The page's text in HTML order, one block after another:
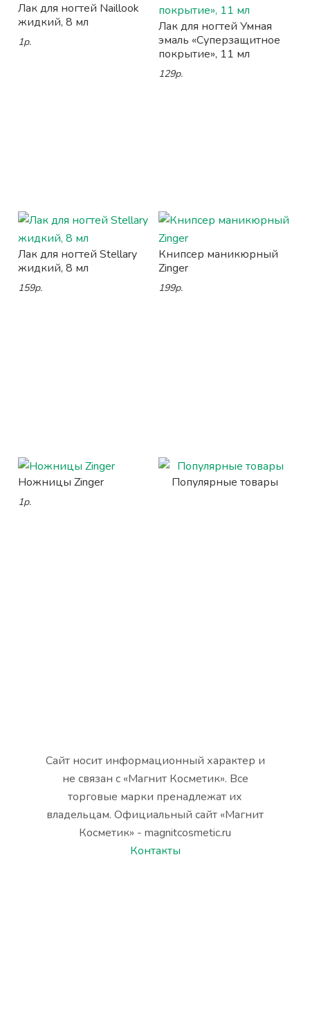
Лак для ногтей Naillook
жидкий, 8 мл
1р.
Лак для ногтей Умная
эмаль «Суперзащитное
покрытие», 11 мл
129р.
Лак для ногтей Stellary
жидкий, 8 мл
159р.
Книпсер маникюрный
Zinger
199р.
Ножницы Zinger
1р.
Популярные товары
Сайт носит информационный характер и
не связан с «Магнит Косметик». Все
торговые марки пренадлежат их
владельцам. Официальный сайт «Магнит
Косметик» - magnitcosmetic.ru
Контакты